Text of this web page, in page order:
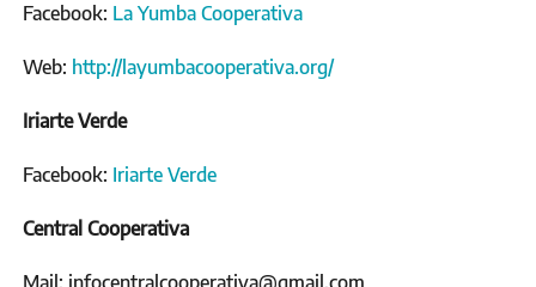
Facebook: La Yumba Cooperativa
Web: http://layumbacooperativa.org/
Iriarte Verde
Facebook: Iriarte Verde
Central Cooperativa